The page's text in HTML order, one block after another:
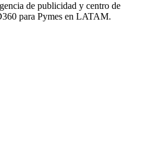
de publicidad y centro de
para Pymes en LATAM.